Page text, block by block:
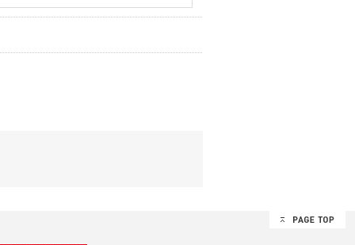
、その許可の際にご同意いただいた内容
請求収納、商品・サービスの提供、品
追加規定は、本規約の一部を構成しま
す。
るものとします。弊社が本規約を変更し
ト又は本サービスを利用された場合に
及び弊社が指定する個人情報などを、ユ